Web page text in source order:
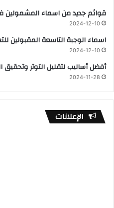
قوائم جديد من اسماء المشمولين في
2024-12-10
اسماء الوجبة التاسعة المقبولين
2024-12-10
أفضل أساليب لتقليل التوتر وتحقيق
2024-11-28
الإعلانات